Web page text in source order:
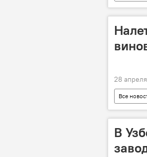
28
Все
Россия
В